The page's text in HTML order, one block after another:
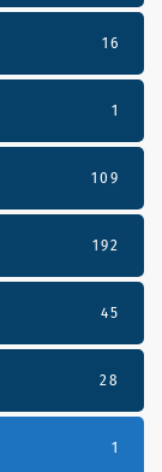
16
1
109
192
45
28
1